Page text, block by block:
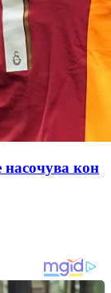
насочува кон